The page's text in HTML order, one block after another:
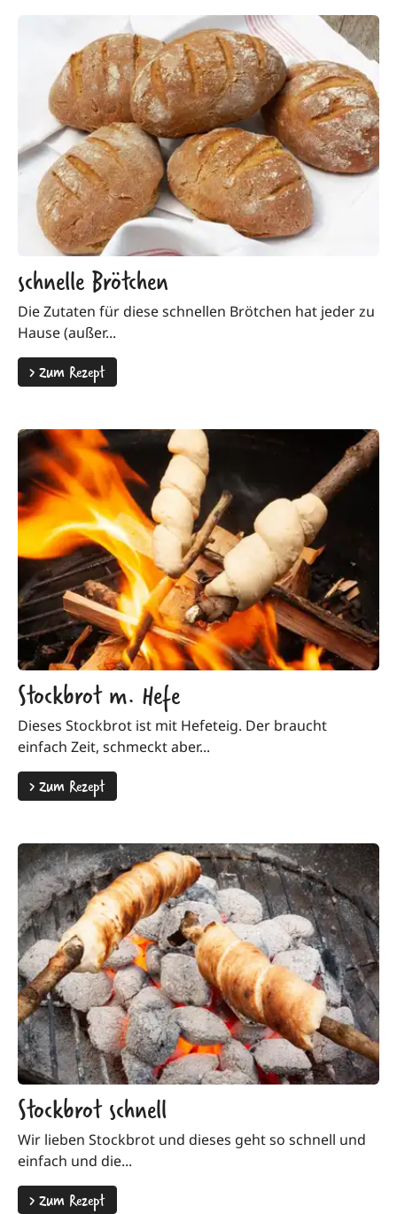
schnelle Brötchen
Die Zutaten für diese schnellen Brötchen hat jeder zu
Hause (außer...
>Zum Rezept
Stockbrot m. Hefe
Dieses Stockbrot ist mit Hefeteig. Der braucht
einfach Zeit, schmeckt aber...
>Zum Rezept
Stockbrot schnell
Wir lieben Stockbrot und dieses geht so schnell und
einfach und die...
>Zum Rezept